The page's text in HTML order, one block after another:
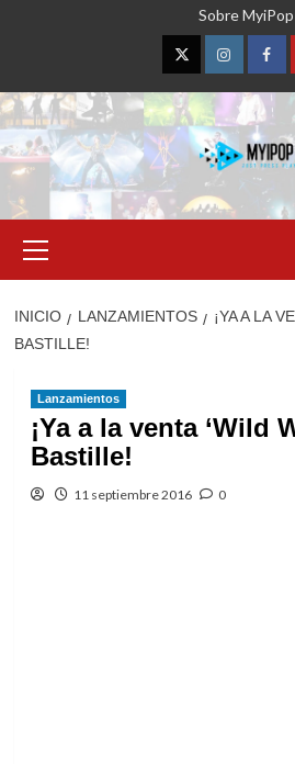
Sobre MyiPop
TwitterInstagram
primario
INICIO LANZAMIENTOS
¡YA A LA
BASTILLE!
Lanzamientos
¡Ya a la venta ‘Wild
Bastille!
11 septiembre 2016 0